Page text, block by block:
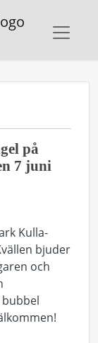
på
7 juni
Kulla-
bjuder
och